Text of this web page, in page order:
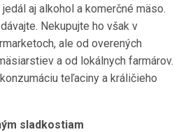
aj alkohol a komerčné mäso.
Nekupujte ho však v
ale od overených
a od lokálnych farmárov.
teľaciny a králičieho
sladkostiam